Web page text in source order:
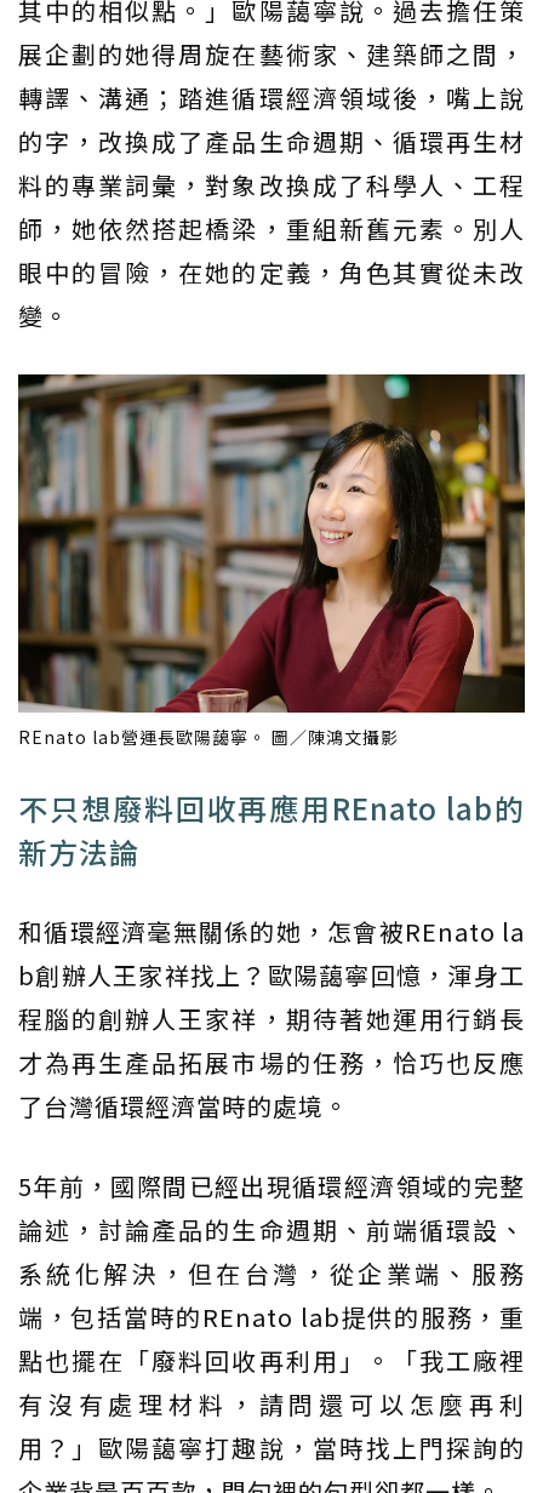
其中的相似點。」歐陽藹寧說。過去擔任策
展企劃的她得周旋在藝術家、建築師之間，
轉譯、溝通；踏進循環經濟領域後，嘴上說
的字，改換成了產品生命週期、循環再生材
料的專業詞彙，對象改換成了科學人、工程
師，她依然搭起橋梁，重組新舊元素。別人
眼中的冒險，在她的定義，角色其實從未改
變。
REnato lab營運長歐陽藹寧。 圖／陳鴻文攝影
不只想廢料回收再應用REnato lab的
新方法論
和循環經濟毫無關係的她，怎會被REnato la
b創辦人王家祥找上？歐陽藹寧回憶，渾身工
程腦的創辦人王家祥，期待著她運用行銷長
才為再生產品拓展市場的任務，恰巧也反應
了台灣循環經濟當時的處境。
5年前，國際間已經出現循環經濟領域的完整
論述，討論產品的生命週期、前端循環設、
系統化解決，但在台灣，從企業端、服務
端，包括當時的REnato lab提供的服務，重
點也擺在「廢料回收再利用」。「我工廠裡
有沒有處理材料，請問還可以怎麼再利
用？」歐陽藹寧打趣說，當時找上門探詢的